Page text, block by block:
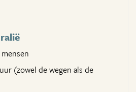
(zowel de wegen als de